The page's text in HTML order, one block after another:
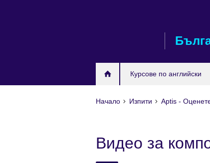
Курсове по английски
Начало Изпити Aptis -
Видео за